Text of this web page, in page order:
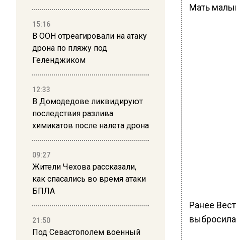
15:16
В ООН отреагировали на атаку
дрона по пляжу под
Геленджиком
12:33
В Домодедове ликвидируют
последствия разлива
химикатов после налета дрона
09:27
Жители Чехова рассказали,
как спасались во время атаки
БПЛА
21:50
Под Севастополем военный
Мать
Ранее